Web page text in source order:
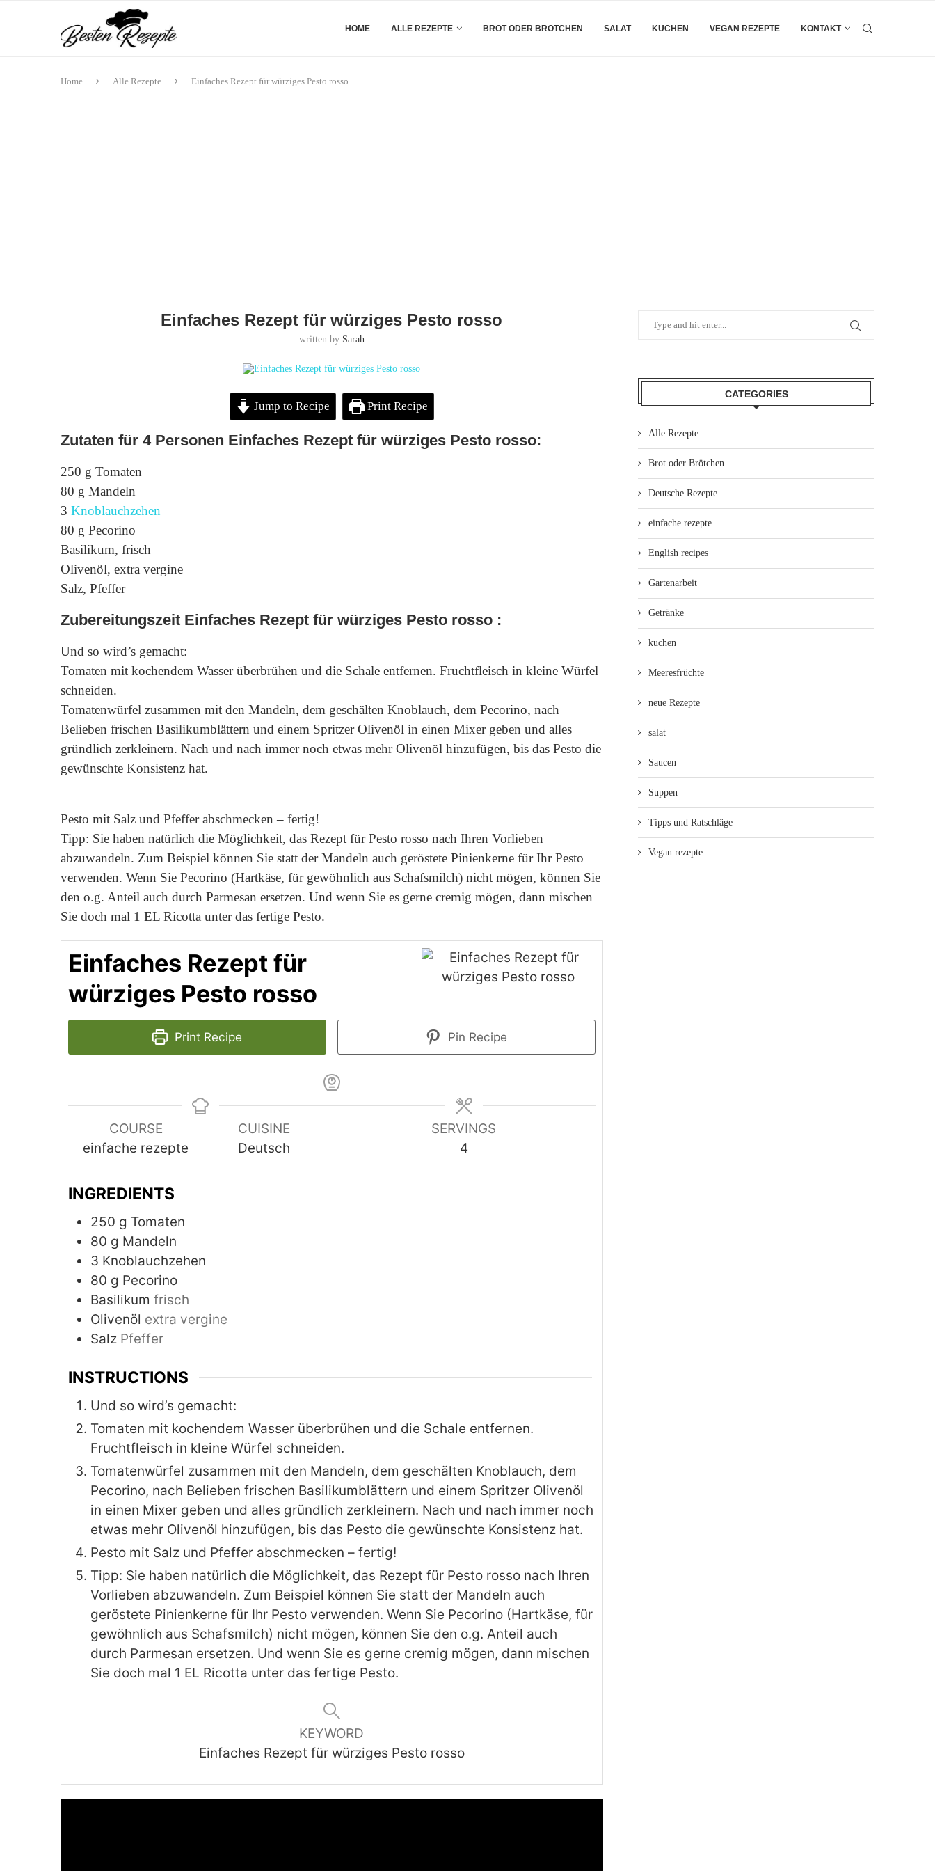
HOME ALLE REZEPTE BROT ODER BRÖTCHEN SALAT KUCHEN VEGAN REZEPTE KONTAKT
Home Alle Rezepte Einfaches Rezept für würziges Pesto rosso
Einfaches Rezept für würziges Pesto rosso
written by Sarah
Jump to Recipe Print Recipe
Zutaten für 4 Personen Einfaches Rezept für würziges Pesto rosso:
250 g Tomaten
80 g Mandeln
3 Knoblauchzehen
80 g Pecorino
Basilikum, frisch
Olivenöl, extra vergine
Salz, Pfeffer
Zubereitungszeit Einfaches Rezept für würziges Pesto rosso :
Und so wird’s gemacht:
Tomaten mit kochendem Wasser überbrühen und die Schale entfernen. Fruchtfleisch in kleine Würfel
schneiden.
Tomatenwürfel zusammen mit den Mandeln, dem geschälten Knoblauch, dem Pecorino, nach
Belieben frischen Basilikumblättern und einem Spritzer Olivenöl in einen Mixer geben und alles
gründlich zerkleinern. Nach und nach immer noch etwas mehr Olivenöl hinzufügen, bis das Pesto die
gewünschte Konsistenz hat.
Pesto mit Salz und Pfeffer abschmecken – fertig!
Tipp: Sie haben natürlich die Möglichkeit, das Rezept für Pesto rosso nach Ihren Vorlieben
abzuwandeln. Zum Beispiel können Sie statt der Mandeln auch geröstete Pinienkerne für Ihr Pesto
verwenden. Wenn Sie Pecorino (Hartkäse, für gewöhnlich aus Schafsmilch) nicht mögen, können Sie
den o.g. Anteil auch durch Parmesan ersetzen. Und wenn Sie es gerne cremig mögen, dann mischen
Sie doch mal 1 EL Ricotta unter das fertige Pesto.
Einfaches Rezept für
würziges Pesto rosso
Print Recipe Pin Recipe
COURSE
einfache rezepte
CUISINE
Deutsch
SERVINGS
4
INGREDIENTS
250 g Tomaten
80 g Mandeln
3 Knoblauchzehen
80 g Pecorino
Basilikum frisch
Olivenöl extra vergine
Salz Pfeffer
INSTRUCTIONS
Und so wird’s gemacht:
Tomaten mit kochendem Wasser überbrühen und die Schale entfernen.
Fruchtfleisch in kleine Würfel schneiden.
Tomatenwürfel zusammen mit den Mandeln, dem geschälten Knoblauch, dem
Pecorino, nach Belieben frischen Basilikumblättern und einem Spritzer Olivenöl
in einen Mixer geben und alles gründlich zerkleinern. Nach und nach immer noch
etwas mehr Olivenöl hinzufügen, bis das Pesto die gewünschte Konsistenz hat.
Pesto mit Salz und Pfeffer abschmecken – fertig!
Tipp: Sie haben natürlich die Möglichkeit, das Rezept für Pesto rosso nach Ihren
Vorlieben abzuwandeln. Zum Beispiel können Sie statt der Mandeln auch
geröstete Pinienkerne für Ihr Pesto verwenden. Wenn Sie Pecorino (Hartkäse, für
gewöhnlich aus Schafsmilch) nicht mögen, können Sie den o.g. Anteil auch
durch Parmesan ersetzen. Und wenn Sie es gerne cremig mögen, dann mischen
Sie doch mal 1 EL Ricotta unter das fertige Pesto.
KEYWORD
Einfaches Rezept für würziges Pesto rosso
CATEGORIES
Alle Rezepte
Brot oder Brötchen
Deutsche Rezepte
einfache rezepte
English recipes
Gartenarbeit
Getränke
kuchen
Meeresfrüchte
neue Rezepte
salat
Saucen
Suppen
Tipps und Ratschläge
Vegan rezepte